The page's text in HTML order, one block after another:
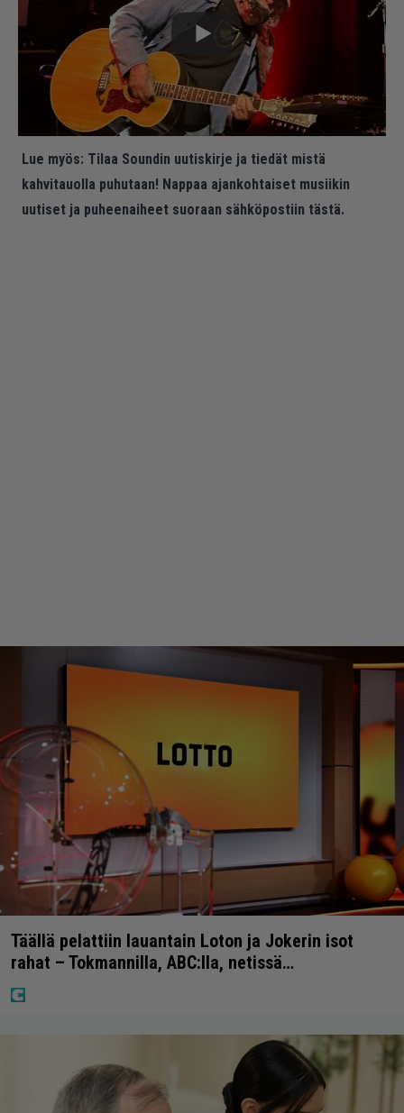
Lue myös: Tilaa Soundin uutiskirje ja tiedät mistä
kahvitauolla puhutaan! Nappaa ajankohtaiset musiikin
uutiset ja puheenaiheet suoraan sähköpostiin tästä.
Täällä pelattiin lauantain Loton ja Jokerin isot
rahat – Tokmannilla, ABC:lla, netissä…